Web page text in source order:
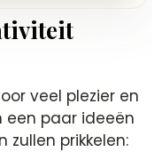
veel plezier en
een paar ideeën
prikkelen: